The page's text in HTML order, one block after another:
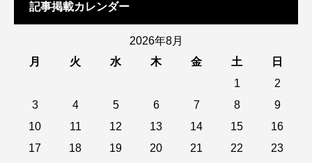
記事掲載カレンダー
2026年8月
月
火 水 木 金 土
日
1
2
3
4 5 6 7 8
9
10
11 12 13 14 15
16
17
18 19 20 21 22
23